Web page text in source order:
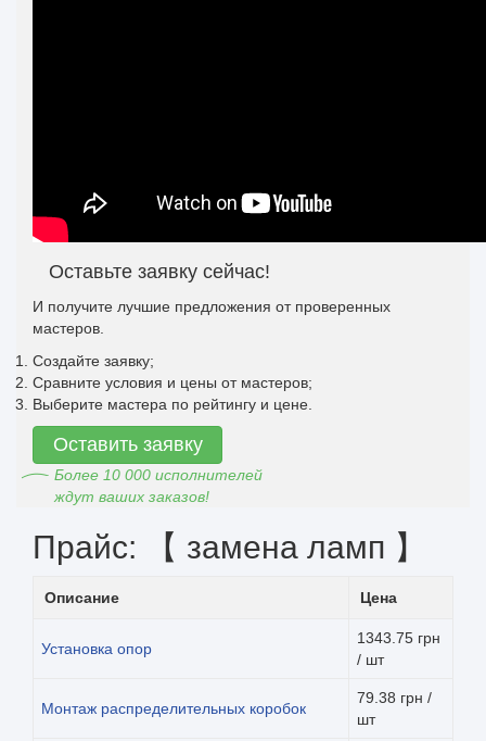
Оставьте заявку сейчас!
И получите лучшие предложения от проверенных
мастеров.
Создайте заявку;
Сравните условия и цены от мастеров;
Выберите мастера по рейтингу и цене.
Оставить заявку
Более 10 000 исполнителей
ждут ваших заказов!
Прайс: 【 замена ламп 】
Описание Цена
Установка опор
1343.75 грн
/ шт
Монтаж распределительных коробок
79.38 грн /
шт